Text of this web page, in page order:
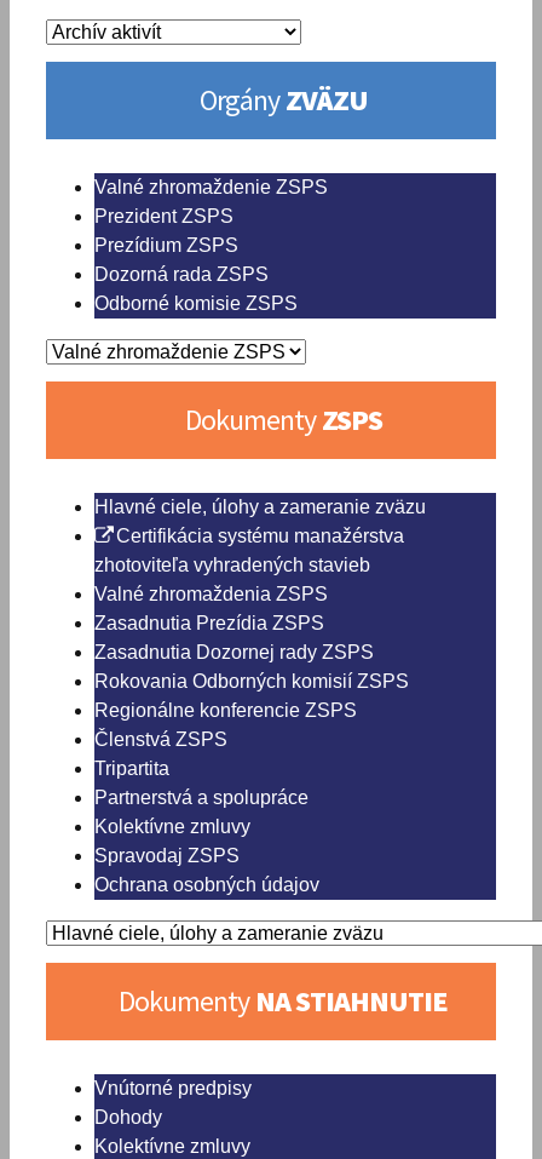
OrgányZVÄZU
Valné zhromaždenie ZSPS
Prezident ZSPS
Prezídium ZSPS
Dozorná rada ZSPS
Odborné komisie ZSPS
DokumentyZSPS
Hlavné ciele, úlohy a zameranie zväzu
Certifikácia systému manažérstva
zhotoviteľa vyhradených stavieb
Valné zhromaždenia ZSPS
Zasadnutia Prezídia ZSPS
Zasadnutia Dozornej rady ZSPS
Rokovania Odborných komisií ZSPS
Regionálne konferencie ZSPS
Členstvá ZSPS
Tripartita
Partnerstvá a spolupráce
Kolektívne zmluvy
Spravodaj ZSPS
Ochrana osobných údajov
Dokumenty NA STIAHNUTIE
Vnútorné predpisy
Dohody
Kolektívne zmluvy